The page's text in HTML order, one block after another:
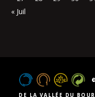
« Juil
DE LA VALLÉE DU